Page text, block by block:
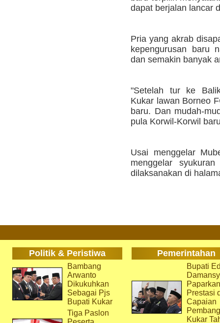
dapat berjalan lancar
Pria yang akrab
kepengurusan baru
dan semakin banyak
"Setelah tur ke
Kukar lawan Borneo
baru. Dan mudah-
pula Korwil-Korwil
Usai menggelar
menggelar
dilaksanakan di
Politik & Peristiwa Pemerintahan
Bambang
Arwanto
Dikukuhkan
Sebagai Pjs
Bupati Kukar
Tiga Paslon
Bupati
Paparkan
Prestasi
Capaian
Kukar